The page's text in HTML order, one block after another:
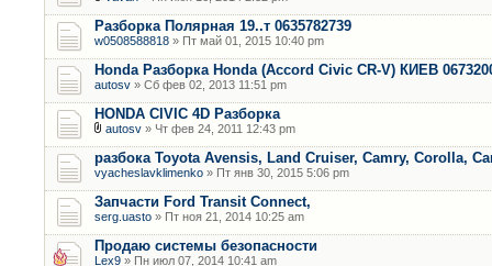
Разборка Полярная 19..т 0635782739
w0508588818 » Пт май 01, 2015 10:40 pm
Honda Разборка Honda (Accord Civic CR-V) КИЕВ
autosv » Сб фев 02, 2013 11:51 pm
HONDA CIVIC 4D Разборка
autosv » Чт фев 24, 2011 12:43 pm
разбока Toyota Avensis, Land Cruiser, Camry, Corolla,
vyacheslavklimenko » Пт янв 30, 2015 5:06 pm
Запчасти Ford Transit Connect,
serg.uasto » Пт ноя 21, 2014 10:25 am
Продаю системы безопасности
Lex9 » Пн июл 07, 2014 10:41 am